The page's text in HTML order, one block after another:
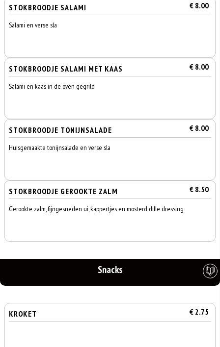
STOKBROODJE SALAMI € 8.00
Salami en verse sla
STOKBROODJE SALAMI MET KAAS € 8.00
Salami en kaas in de oven gegrild
STOKBROODJE TONIJNSALADE € 8.00
Huisgemaakte tonijnsalade en verse sla
STOKBROODJE GEROOKTE ZALM € 8.50
Gerookte zalm, fijngesneden ui, kappertjes en mosterd dille dressing
Snacks
KROKET € 2.75